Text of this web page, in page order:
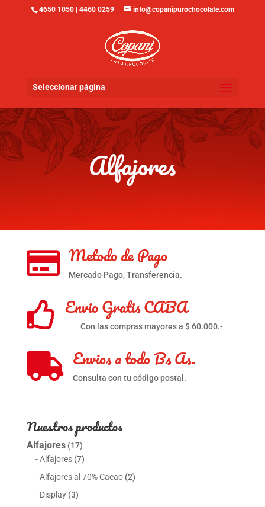
4650 1050 | 4460 0259 info@copanipurochocolate.com
Seleccionar página
Alfajores
 Metodo de Pago
Mercado Pago, Transferencia.
 Envio Gratis CABA
Con las compras mayores a $ 60.000.-
 Envios a todo Bs As.
Consulta con tu código postal.
Nuestros productos
Alfajores (17)
Alfajores (7)
Alfajores al 70% Cacao (2)
Display (3)